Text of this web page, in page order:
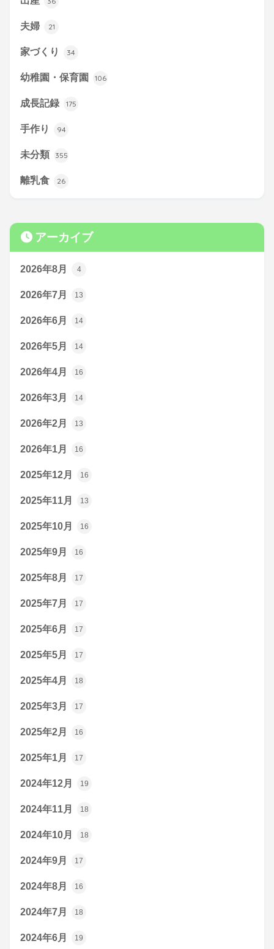
夫婦 21
家づくり 34
幼稚園・保育園 106
成長記録 175
手作り 94
未分類 355
離乳食 26
アーカイブ
2026年8月 4
2026年7月 13
2026年6月 14
2026年5月 14
2026年4月 16
2026年3月 14
2026年2月 13
2026年1月 16
2025年12月 16
2025年11月 13
2025年10月 16
2025年9月 16
2025年8月 17
2025年7月 17
2025年6月 17
2025年5月 17
2025年4月 18
2025年3月 17
2025年2月 16
2025年1月 17
2024年12月 19
2024年11月 18
2024年10月 18
2024年9月 17
2024年8月 16
2024年7月 18
2024年6月 19